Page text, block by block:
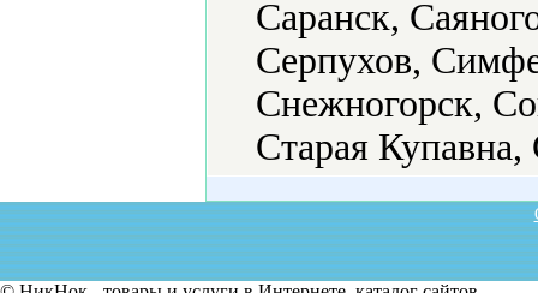
Саранск,
Серпухов,
Снежногорск,
Старая